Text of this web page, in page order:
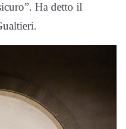
Ha detto il